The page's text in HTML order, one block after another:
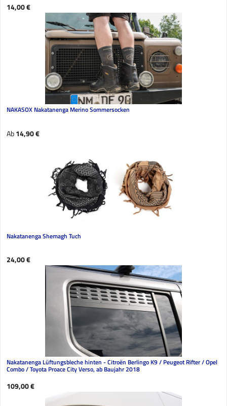
Regulärer Preis:
14,00 €
NAKASOX Nakatanenga Merino Sommersocken
Regulärer Preis:
Ab14,90 €
Nakatanenga Shemagh Tuch
Regulärer Preis:
24,00 €
Nakatanenga Lüftungsbleche hinten - Citroën Berlingo K9 / Peugeot Rifter / Opel
Combo / Toyota Proace City Verso, ab Baujahr 2018
Regulärer Preis:
109,00 €